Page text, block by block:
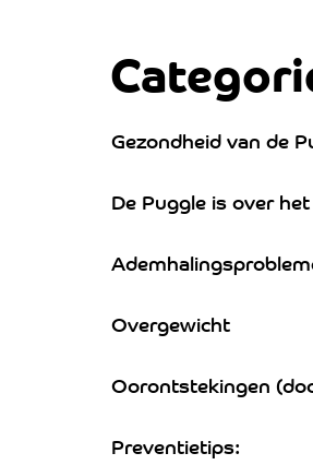
Gezondheid van de
De Puggle is over
Overgewicht
Oorontstekingen
Preventietips: